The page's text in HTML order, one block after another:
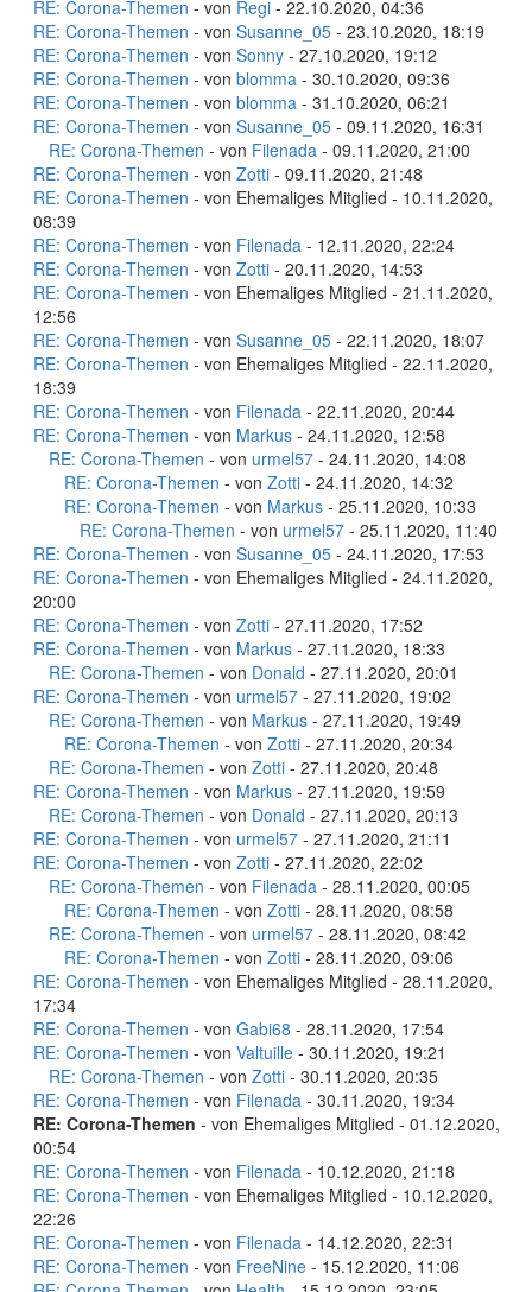
RE: Corona-Themen - von Regi - 22.10.2020, 04:36
RE: Corona-Themen - von Susanne_05 - 23.10.2020, 18:19
RE: Corona-Themen - von Sonny - 27.10.2020, 19:12
RE: Corona-Themen - von blomma - 30.10.2020, 09:36
RE: Corona-Themen - von blomma - 31.10.2020, 06:21
RE: Corona-Themen - von Susanne_05 - 09.11.2020, 16:31
RE: Corona-Themen - von Filenada - 09.11.2020, 21:00
RE: Corona-Themen - von Zotti - 09.11.2020, 21:48
RE: Corona-Themen - von Ehemaliges Mitglied - 10.11.2020,
08:39
RE: Corona-Themen - von Filenada - 12.11.2020, 22:24
RE: Corona-Themen - von Zotti - 20.11.2020, 14:53
RE: Corona-Themen - von Ehemaliges Mitglied - 21.11.2020,
12:56
RE: Corona-Themen - von Susanne_05 - 22.11.2020, 18:07
RE: Corona-Themen - von Ehemaliges Mitglied - 22.11.2020,
18:39
RE: Corona-Themen - von Filenada - 22.11.2020, 20:44
RE: Corona-Themen - von Markus - 24.11.2020, 12:58
RE: Corona-Themen - von urmel57 - 24.11.2020, 14:08
RE: Corona-Themen - von Zotti - 24.11.2020, 14:32
RE: Corona-Themen - von Markus - 25.11.2020, 10:33
RE: Corona-Themen - von urmel57 - 25.11.2020, 11:40
RE: Corona-Themen - von Susanne_05 - 24.11.2020, 17:53
RE: Corona-Themen - von Ehemaliges Mitglied - 24.11.2020,
20:00
RE: Corona-Themen - von Zotti - 27.11.2020, 17:52
RE: Corona-Themen - von Markus - 27.11.2020, 18:33
RE: Corona-Themen - von Donald - 27.11.2020, 20:01
RE: Corona-Themen - von urmel57 - 27.11.2020, 19:02
RE: Corona-Themen - von Markus - 27.11.2020, 19:49
RE: Corona-Themen - von Zotti - 27.11.2020, 20:34
RE: Corona-Themen - von Zotti - 27.11.2020, 20:48
RE: Corona-Themen - von Markus - 27.11.2020, 19:59
RE: Corona-Themen - von Donald - 27.11.2020, 20:13
RE: Corona-Themen - von urmel57 - 27.11.2020, 21:11
RE: Corona-Themen - von Zotti - 27.11.2020, 22:02
RE: Corona-Themen - von Filenada - 28.11.2020, 00:05
RE: Corona-Themen - von Zotti - 28.11.2020, 08:58
RE: Corona-Themen - von urmel57 - 28.11.2020, 08:42
RE: Corona-Themen - von Zotti - 28.11.2020, 09:06
RE: Corona-Themen - von Ehemaliges Mitglied - 28.11.2020,
17:34
RE: Corona-Themen - von Gabi68 - 28.11.2020, 17:54
RE: Corona-Themen - von Valtuille - 30.11.2020, 19:21
RE: Corona-Themen - von Zotti - 30.11.2020, 20:35
RE: Corona-Themen - von Filenada - 30.11.2020, 19:34
RE: Corona-Themen - von Ehemaliges Mitglied - 01.12.2020,
00:54
RE: Corona-Themen - von Filenada - 10.12.2020, 21:18
RE: Corona-Themen - von Ehemaliges Mitglied - 10.12.2020,
22:26
RE: Corona-Themen - von Filenada - 14.12.2020, 22:31
RE: Corona-Themen - von FreeNine - 15.12.2020, 11:06